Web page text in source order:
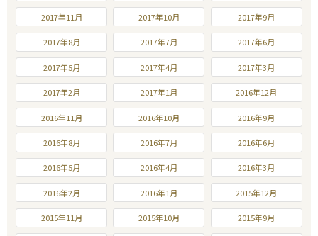
2017年11月 2017年10月 2017年9月
2017年8月 2017年7月 2017年6月
2017年5月 2017年4月 2017年3月
2017年2月 2017年1月 2016年12月
2016年11月 2016年10月 2016年9月
2016年8月 2016年7月 2016年6月
2016年5月 2016年4月 2016年3月
2016年2月 2016年1月 2015年12月
2015年11月 2015年10月 2015年9月